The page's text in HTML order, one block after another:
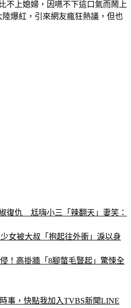
爆紅，引來網友瘋狂熱議，但也